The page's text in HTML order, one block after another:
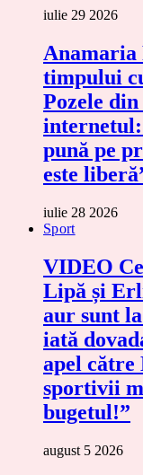
iulie 29 2026
Anamaria
timpului
Pozele
internetul:
pună pe
este
iulie 28 2026
Sport
VIDEO
Lipă și
aur sunt
iată
apel către
sportivii
bugetul!”
august 5 2026